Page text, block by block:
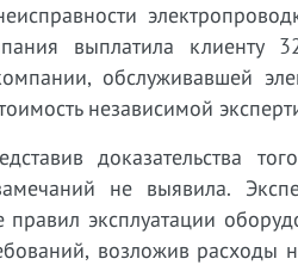
выплатила клиенту
обслуживавшей
независимой
доказательства
не выявила.
эксплуатации
возложив расходы